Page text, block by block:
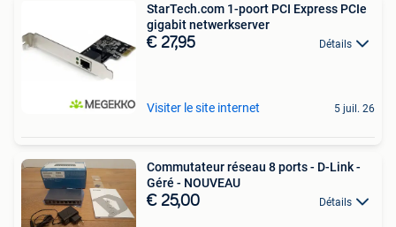
StarTech.com 1-poort PCI Express PCIe
gigabit netwerkserver
€ 27,95 Détails
Visiter le site internet 5 juil. 26
Commutateur réseau 8 ports - D-Link -
Géré - NOUVEAU
€ 25,00 Détails